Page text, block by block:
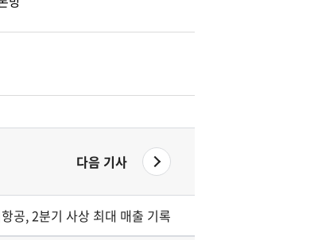
다음 기사
공, 2분기 사상 최대 매출 기록